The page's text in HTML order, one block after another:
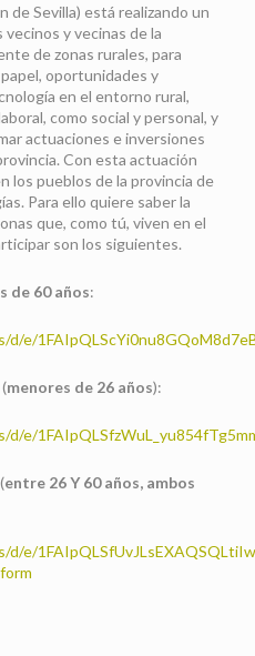
de Sevilla) está realizando un
y vecinas de la
de zonas rurales, para
oportunidades y
en el entorno rural,
como social y personal, y
actuaciones e inversiones
Con esta actuación
los pueblos de la provincia de
Para ello quiere saber la
que, como tú, viven en el
son los siguientes.
de 60 años:
e/
menores de 26 años):
d/e/
entre 26 Y 60 años, ambos
e/